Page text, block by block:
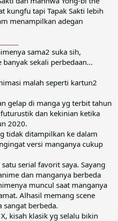
kungfu tapi Tapak Sakti lebih
menampilkan adegan
sama2 suka sih,
sekali perbedaan...
malah seperti kartun2
gelap di manga yg terbit tahun
dan kekinian ketika
2020.
tidak ditampilkan ke dalam
versi manganya cukup
serial favorit saya. Sayang
dan manganya berbeda
muncul saat manganya
Alhasil memang scene
sangat berbeda.
kisah klasik yg selalu bikin